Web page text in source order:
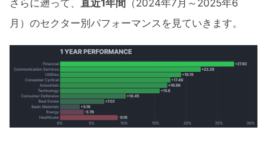
さらに遡って、 直近1年間 （2024年7月～2025年6
月）のセクター別パフォーマンスを見ていきます。